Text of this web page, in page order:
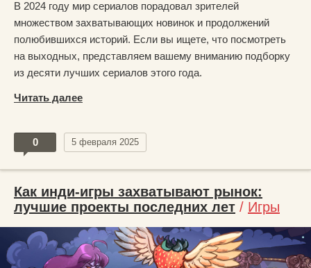
В 2024 году мир сериалов порадовал зрителей
множеством захватывающих новинок и продолжений
полюбившихся историй. Если вы ищете, что посмотреть
на выходных, представляем вашему вниманию подборку
из десяти лучших сериалов этого года.
Читать далее
0 5 февраля 2025
Как инди-игры захватывают рынок:
лучшие проекты последних лет / Игры